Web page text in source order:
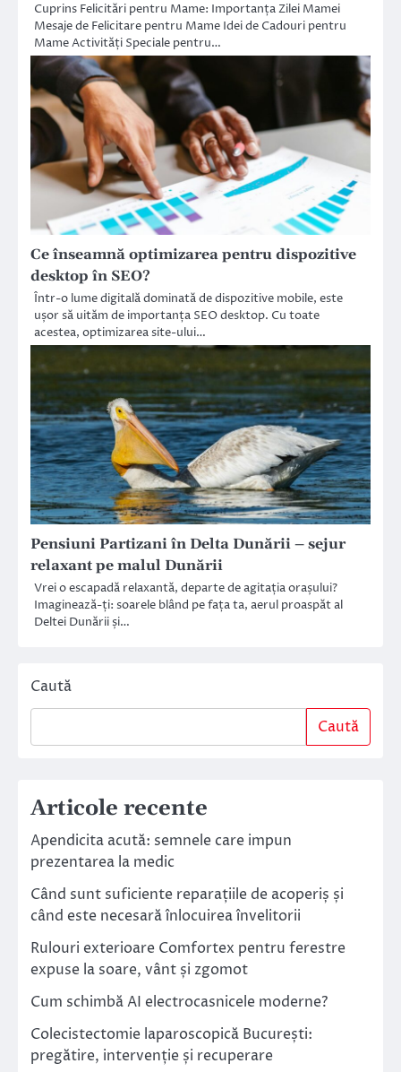
Cuprins Felicitări pentru Mame: Importanța Zilei Mamei
Mesaje de Felicitare pentru Mame Idei de Cadouri pentru
Mame Activități Speciale pentru…
Ce înseamnă optimizarea pentru dispozitive
desktop în SEO?
Într-o lume digitală dominată de dispozitive mobile, este
ușor să uităm de importanța SEO desktop. Cu toate
acestea, optimizarea site-ului…
Pensiuni Partizani în Delta Dunării – sejur
relaxant pe malul Dunării
Vrei o escapadă relaxantă, departe de agitația orașului?
Imaginează-ți: soarele blând pe fața ta, aerul proaspăt al
Deltei Dunării și…
Caută
Caută
Articole recente
Apendicita acută: semnele care impun
prezentarea la medic
Când sunt suficiente reparațiile de acoperiș și
când este necesară înlocuirea învelitorii
Rulouri exterioare Comfortex pentru ferestre
expuse la soare, vânt și zgomot
Cum schimbă AI electrocasnicele moderne?
Colecistectomie laparoscopică București:
pregătire, intervenție și recuperare